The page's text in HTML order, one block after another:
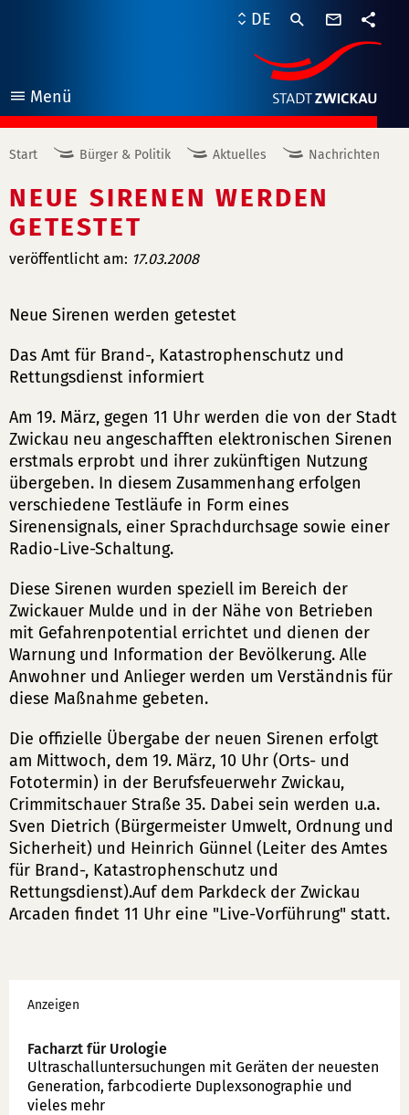
Menü
öffnen
DE
Start Bürger & Politik Aktuelles Nachrichten
NEUE SIRENEN WERDEN
GETESTET
veröffentlicht am: 17.03.2008
Neue Sirenen werden getestet
Das Amt für Brand-, Katastrophenschutz und
Rettungsdienst informiert
Am 19. März, gegen 11 Uhr werden die von der Stadt
Zwickau neu angeschafften elektronischen Sirenen
erstmals erprobt und ihrer zukünftigen Nutzung
übergeben. In diesem Zusammenhang erfolgen
verschiedene Testläufe in Form eines
Sirenensignals, einer Sprachdurchsage sowie einer
Radio-Live-Schaltung.
Diese Sirenen wurden speziell im Bereich der
Zwickauer Mulde und in der Nähe von Betrieben
mit Gefahrenpotential errichtet und dienen der
Warnung und Information der Bevölkerung. Alle
Anwohner und Anlieger werden um Verständnis für
diese Maßnahme gebeten.
Die offizielle Übergabe der neuen Sirenen erfolgt
am Mittwoch, dem 19. März, 10 Uhr (Orts- und
Fototermin) in der Berufsfeuerwehr Zwickau,
Crimmitschauer Straße 35. Dabei sein werden u.a.
Sven Dietrich (Bürgermeister Umwelt, Ordnung und
Sicherheit) und Heinrich Günnel (Leiter des Amtes
für Brand-, Katastrophenschutz und
Rettungsdienst).Auf dem Parkdeck der Zwickau
Arcaden findet 11 Uhr eine "Live-Vorführung" statt.
Werbung
Anzeigen
Facharzt für Urologie
Ultraschallunter­suchungen mit Geräten der neuesten
Generation, farbcodierte Duplex­sonographie und
vieles mehr